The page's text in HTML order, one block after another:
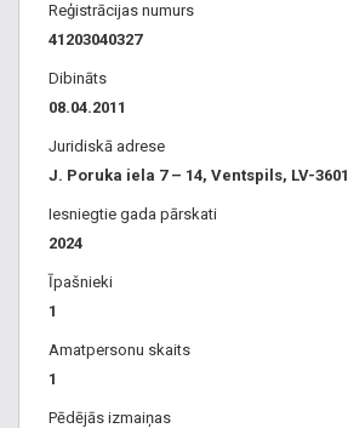
Reģistrācijas numurs
41203040327
Dibināts
08.04.2011
Juridiskā adrese
J. Poruka iela 7 – 14, Ventspils, LV-3601
Iesniegtie gada pārskati
2024
Īpašnieki
1
Amatpersonu skaits
1
Pēdējās izmaiņas